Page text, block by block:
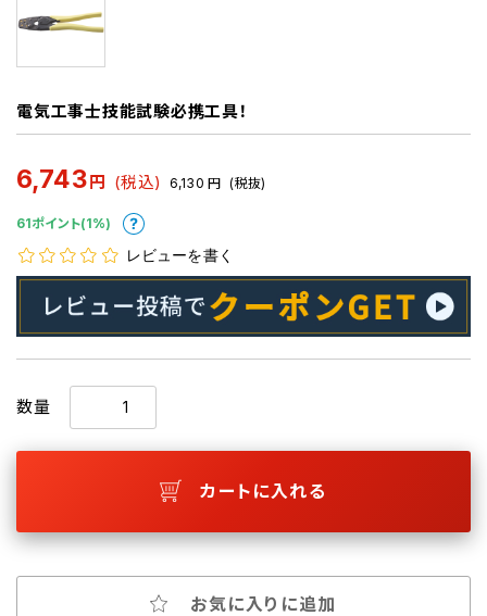
電気工事士技能試験必携工具！
6,743 円 (税込) 6,130 円 (税抜)
61ポイント(1%)
レビューを書く
数量
カートに入れる
お気に入りに追加